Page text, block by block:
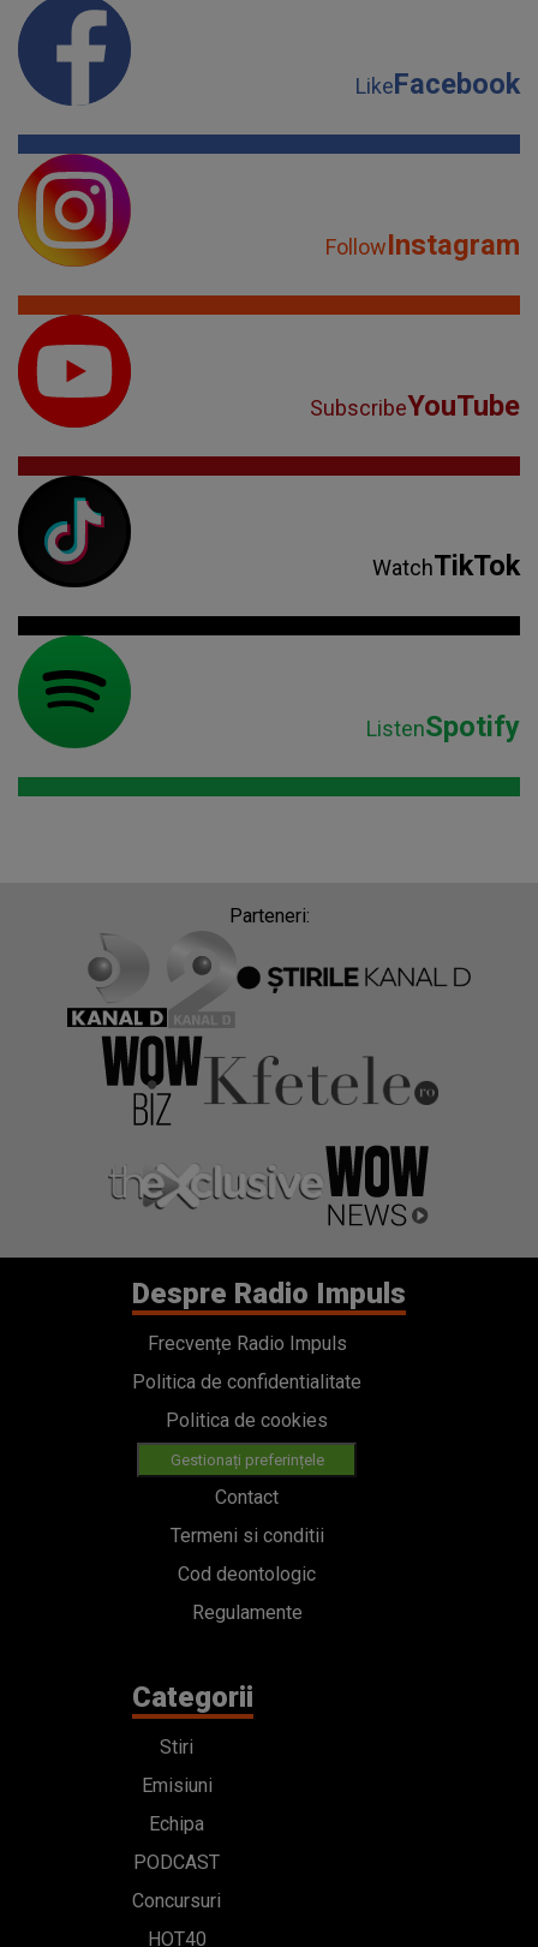
LikeFacebook
FollowInstagram
SubscribeYouTube
WatchTikTok
ListenSpotify
Parteneri:
Despre Radio Impuls
Frecvențe Radio Impuls
Politica de confidentialitate
Politica de cookies
Gestionați preferințele
Contact
Termeni si conditii
Cod deontologic
Regulamente
Categorii
Stiri
Emisiuni
Echipa
PODCAST
Concursuri
HOT40